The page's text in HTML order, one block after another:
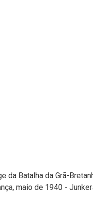
Batalha da Grã-
maio de 1940 -